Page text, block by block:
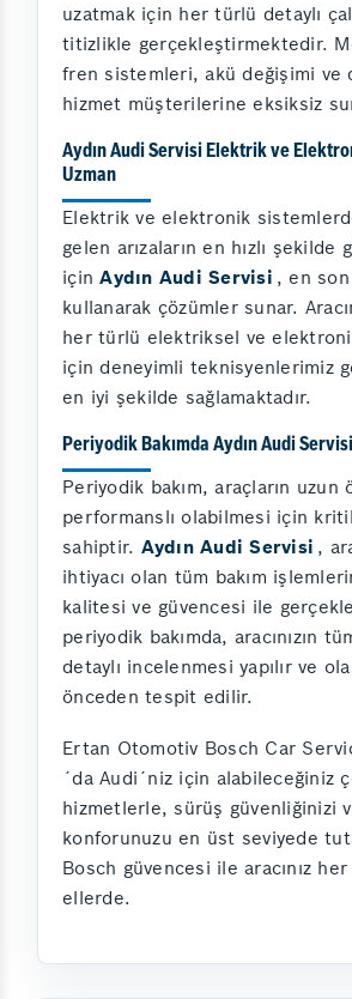
uzatmak için her türlü detaylı
titizlikle gerçekleştirmektedir.
fren sistemleri, akü değişimi ve
hizmet müşterilerine eksiksiz
Aydın Audi Servisi Elektrik ve
Uzman
Elektrik ve elektronik
gelen arızaların en hızlı şekilde
içinAydın Audi Servisi , en
kullanarak çözümler sunar.
her türlü elektriksel ve
için deneyimli teknisyenlerimiz
en iyi şekilde sağlamaktadır.
Periyodik Bakımda Aydın Audi
Periyodik bakım, araçların uzun
performanslı olabilmesi için
sahiptir. Aydın Audi Servisi ,
ihtiyacı olan tüm bakım
kalitesi ve güvencesi ile
periyodik bakımda, aracınızın
detaylı incelenmesi yapılır ve
önceden tespit edilir.
Ertan Otomotiv Bosch Car
´da Audi´niz için alabileceğiniz
hizmetlerle, sürüş güvenliğinizi
konforunuzu en üst seviyede
Bosch güvencesi ile aracınız
ellerde.